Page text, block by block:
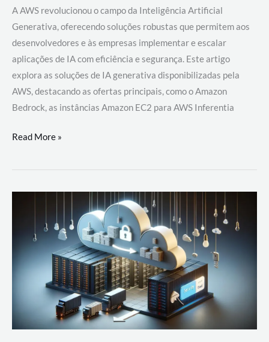
A AWS revolucionou o campo da Inteligência Artificial
Generativa, oferecendo soluções robustas que permitem aos
desenvolvedores e às empresas implementar e escalar
aplicações de IA com eficiência e segurança. Este artigo
explora as soluções de IA generativa disponibilizadas pela
AWS, destacando as ofertas principais, como o Amazon
Bedrock, as instâncias Amazon EC2 para AWS Inferentia
Utilizando
Soluções
AWS
Read More »